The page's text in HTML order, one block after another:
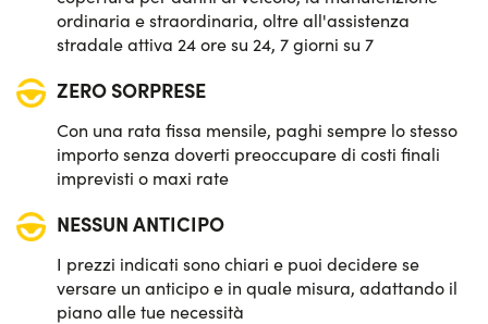
ordinaria e straordinaria, oltre all'assistenza
stradale attiva 24 ore su 24, 7 giorni su 7
ZERO SORPRESE
Con una rata fissa mensile, paghi sempre lo stesso
importo senza doverti preoccupare di costi finali
imprevisti o maxi rate
NESSUN ANTICIPO
I prezzi indicati sono chiari e puoi decidere se
versare un anticipo e in quale misura, adattando il
piano alle tue necessità